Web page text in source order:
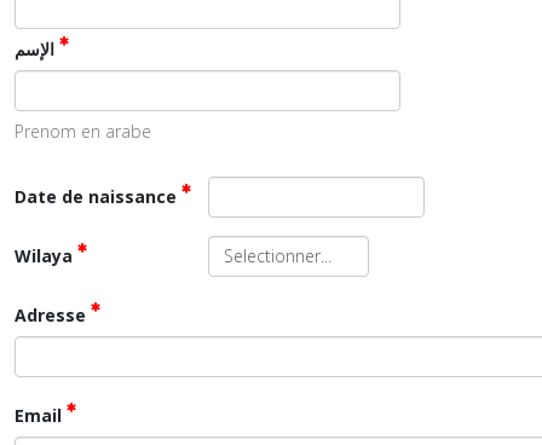
Prenom en arabe
Date de naissance
Wilaya
Adresse
Email